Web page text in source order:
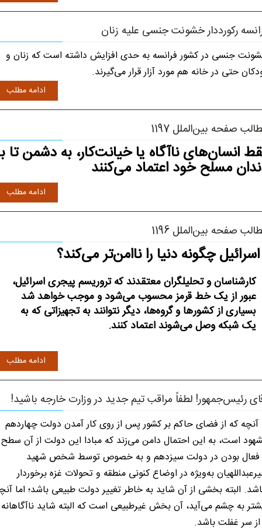
رکورددار خشونت جنسی علیه زنان
جنسی در کشور فرانسه به حدی افزایش داشته است که زنان و
حتی در خانه هم مورد آزار قرار می‌گیرند.
ادامه مطلب
صفحه بین‌الملل 1197
انسان‌های ناآگاه یا خیانت‌کار، به دشمن تا
مسلح خود اعتماد می‌کنند
ادامه مطلب
صفحه بین‌الملل 1196
چگونه دنیا را ناامن‌تر می‌کند؟
کارشناسان و تحلیلگران معتقدند که تروریسم پیجری اسرائیل،
عبور از یک خط قرمز محسوب می‌شود و موجب خواهد شد
بسیاری از کشورها و گروه‌ها، دیگر نتوانند به تجهیزاتی که به
یک شبکه وصل می‌شوند اعتماد کنند.
ادامه مطلب
رئیس‌جمهور! لطفاً مراقب تیم جدید در وزارت خارجه باشید!
آنچه که از فضای حاکم بر کشور پس از روی کار آمدن دولت چهاردهم
است، به این احتمال دامن می‌زند که مبادا این دولت از آن سطح
فعال بودن در دولت سیزدهم و به خصوص توسط شخص شهید
به‌ویژه در اوضاع کنونی منطقه و تحولات غزه برخوردار
البته بخشی از آن شاید به خاطر تغییر دولت طبیعی باشد؛ اما
به چشم می‌آید، آن بخش غیرطبیعی است که البته شاید ناآگاهانه
سر غفلت باشد.